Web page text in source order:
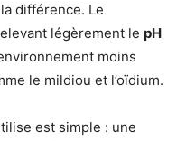
différence. Le
légèrement le pH
moins
le mildiou et l’oïdium.
est simple : une